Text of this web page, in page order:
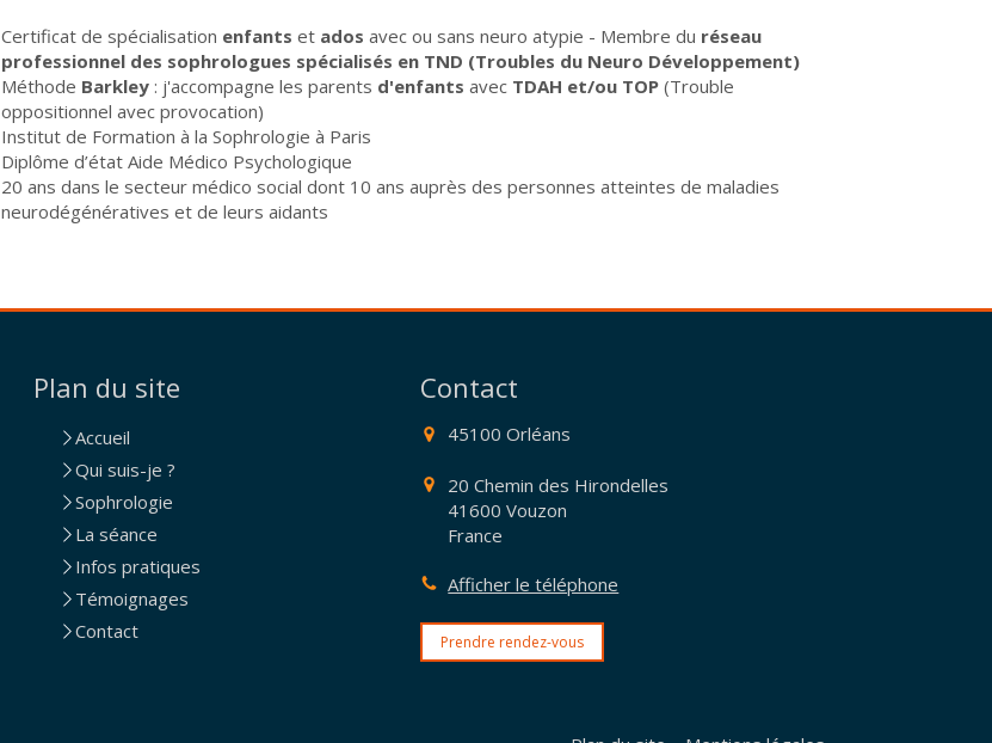
Certificat de spécialisation enfants et ados avec ou sans neuro atypie - Membre du réseau
professionnel des sophrologues spécialisés en TND (Troubles du Neuro Développement)
Méthode Barkley : j'accompagne les parents d'enfants avec TDAH et/ou TOP (Trouble
oppositionnel avec provocation)
Institut de Formation à la Sophrologie à Paris
Diplôme d’état Aide Médico Psychologique
20 ans dans le secteur médico social dont 10 ans auprès des personnes atteintes de maladies
neurodégénératives et de leurs aidants
Plan du site
Accueil
Qui suis-je ?
Sophrologie
La séance
Infos pratiques
Témoignages
Contact
Contact
45100 Orléans
20 Chemin des Hirondelles
41600 Vouzon
France
Afficher le téléphone
Prendre rendez-vous